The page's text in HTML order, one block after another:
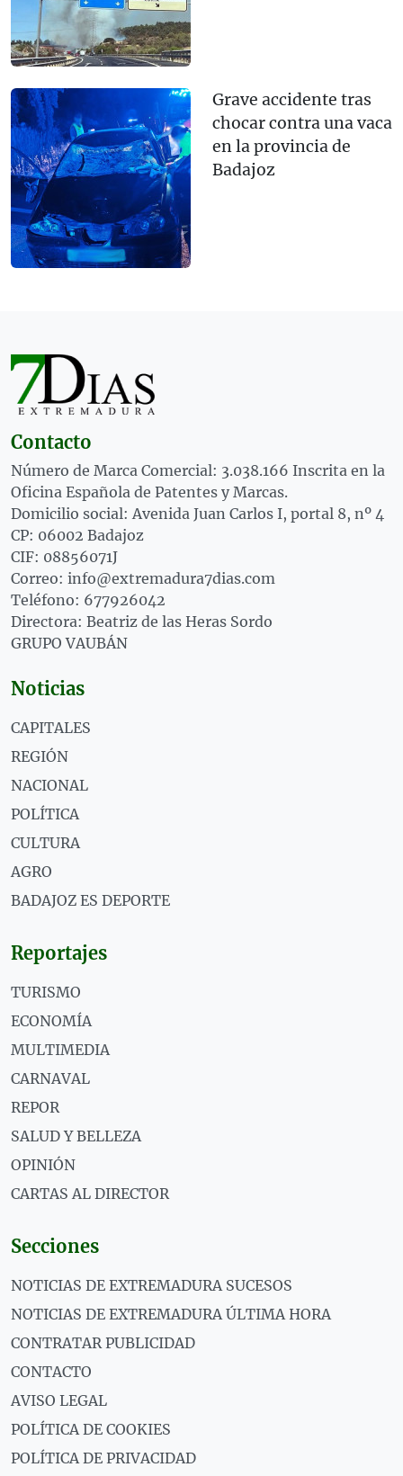
Grave accidente tras
chocar contra una vaca
en la provincia de
Badajoz
Contacto
Número de Marca Comercial: 3.038.166 Inscrita en la
Oficina Española de Patentes y Marcas.
Domicilio social: Avenida Juan Carlos I, portal 8, nº 4
CP: 06002 Badajoz
CIF: 08856071J
Correo: info@extremadura7dias.com
Teléfono: 677926042
Directora: Beatriz de las Heras Sordo
GRUPO VAUBÁN
Noticias
CAPITALES
REGIÓN
NACIONAL
POLÍTICA
CULTURA
AGRO
BADAJOZ ES DEPORTE
Reportajes
TURISMO
ECONOMÍA
MULTIMEDIA
CARNAVAL
REPOR
SALUD Y BELLEZA
OPINIÓN
CARTAS AL DIRECTOR
Secciones
NOTICIAS DE EXTREMADURA SUCESOS
NOTICIAS DE EXTREMADURA ÚLTIMA HORA
CONTRATAR PUBLICIDAD
CONTACTO
AVISO LEGAL
POLÍTICA DE COOKIES
POLÍTICA DE PRIVACIDAD